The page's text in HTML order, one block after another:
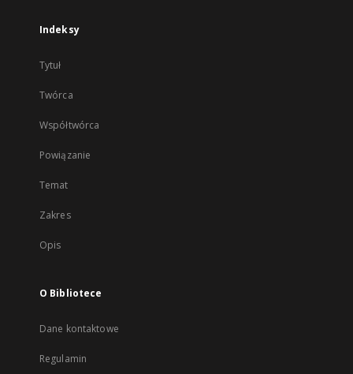
Indeksy
Tytuł
Twórca
Współtwórca
Powiązanie
Temat
Zakres
Opis
O Bibliotece
Dane kontaktowe
Regulamin